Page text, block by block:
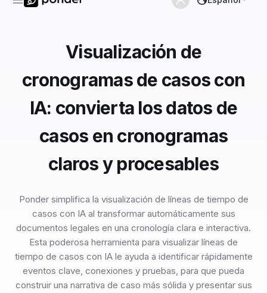
Visualización de
cronogramas de casos con
IA: convierta los datos de
casos en cronogramas
claros y procesables
Ponder simplifica la visualización de líneas de tiempo de
casos con IA al transformar automáticamente sus
documentos legales en una cronología clara e interactiva.
Esta poderosa herramienta para visualizar líneas de
tiempo de casos con IA le ayuda a identificar rápidamente
eventos clave, conexiones y pruebas, para que pueda
construir una narrativa de caso más sólida y presentar sus